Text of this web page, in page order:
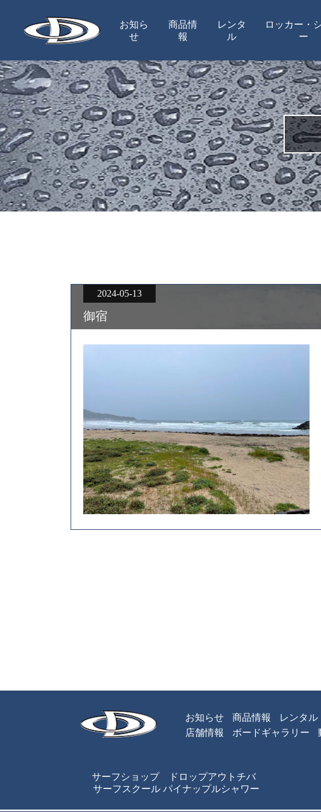
お知ら
せ
商品情
報
レンタ
ル
ロッカー・
ー
2024-05-13
御宿
お知らせ 商品情報 レンタル
店舗情報
ボードギャラリー
サーフショップ ドロップアウトチバ
サーフスクール パイナップルシャワー